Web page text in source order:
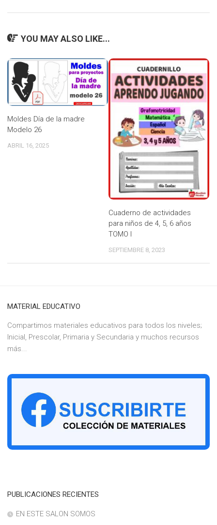
YOU MAY ALSO LIKE...
Moldes Día de la madre
Modelo 26
ABRIL 16, 2025
Cuaderno de actividades
para niños de 4, 5, 6 años
TOMO I
SEPTIEMBRE 8, 2023
MATERIAL EDUCATIVO
Compartimos materiales educativos para todos los niveles;
Inicial, Prescolar, Primaria y Secundaria y muchos recursos
más...
PUBLICACIONES RECIENTES
EN ESTE SALON SOMOS